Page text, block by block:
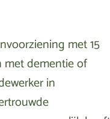
met 15
met dementie of
in